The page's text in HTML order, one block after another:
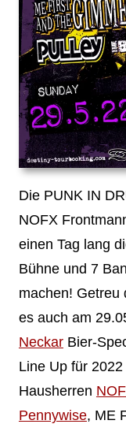
Die PUNK IN
NOFX
einen Tag lang
Bühne und 7
machen! Getreu
es auch am
NeckarBier-
Line Up für
Hausherren
Pennywise, ME